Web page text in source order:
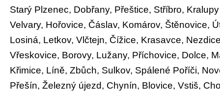
Starý Plzenec, Dobřany, Přeštice, Stříbro,
Velvary, Hořovice, Čáslav, Komárov, Štěnovice,
Losiná, Letkov, Vlčtejn, Čížice, Krasavce,
Vřeskovice, Borovy, Lužany, Příchovice, Dolce,
Křimice, Líně, Zbůch, Sulkov, Spálené Poříči,
Přešín, Železný újezd, Chynín, Blovice, Vstiš,